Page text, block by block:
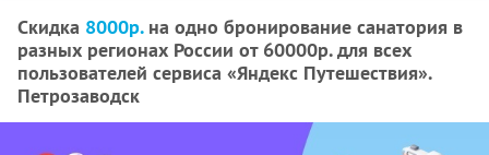
Скидка 8000р.на одно бронирование санатория в
разных регионах России от 60000р. для всех
пользователей сервиса «Яндекс Путешествия».
Петрозаводск